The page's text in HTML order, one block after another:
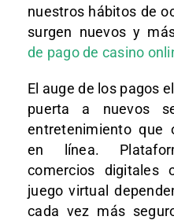
nuestros hábitos de
surgen nuevos y
de pago de casino
El auge de los pagos
puerta a nuevos
entretenimiento que
en línea.
comercios digitales
juego virtual
cada vez más